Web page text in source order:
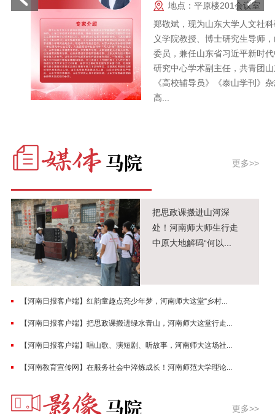
地点：平原楼201会议室
郑敬斌，现为山东大学人文社
义学院教授、博士研究生导师
委员，兼任山东省习近平新时
研究中心学术副主任，共青团
《高校辅导员》《泰山学刊》
高...
更多>>
把思政课搬进山河深
处！河南师大师生行走
中原大地解码“何以...
【河南日报客户端】红韵童趣点亮少年梦，河南师大这堂“乡村...
【河南日报客户端】把思政课搬进绿水青山，河南师大这堂行走...
【河南日报客户端】唱山歌、演短剧、听故事，河南师大这场社...
【河南教育宣传网】在服务社会中淬炼成长！河南师范大学理论...
更多>>